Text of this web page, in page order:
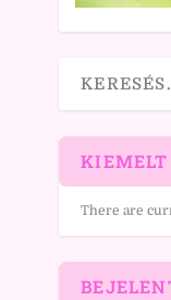
There are